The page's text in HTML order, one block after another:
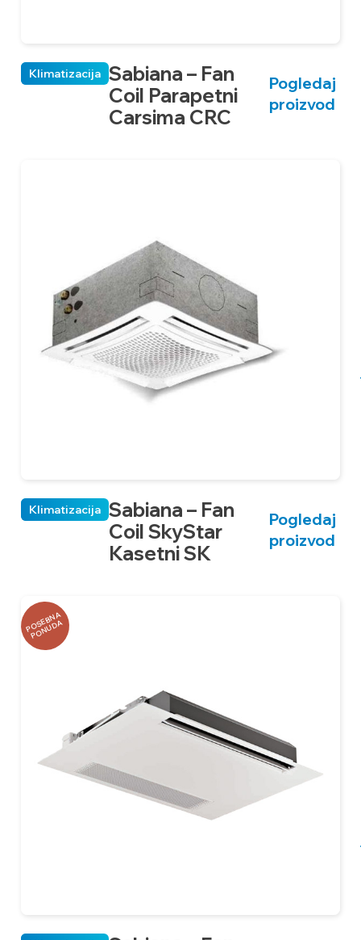
Sabiana – Fan
Coil Parapetni
Carsima CRC
Klimatizacija
Pogledaj
proizvod
Sabiana – Fan
Coil SkyStar
Kasetni SK
Klimatizacija
Pogledaj
proizvod
P
O
S
E
B
N
A
P
O
N
U
D
A